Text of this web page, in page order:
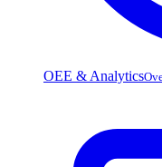
OEE & Analytics